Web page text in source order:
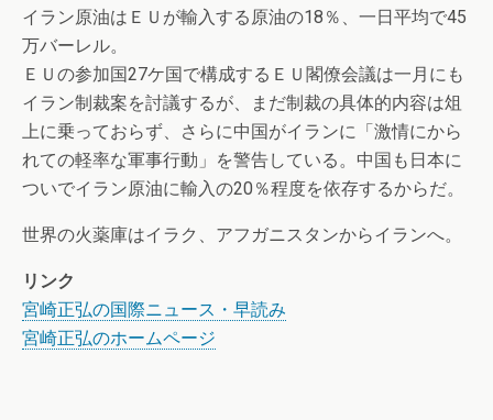
イラン原油はＥＵが輸入する原油の18％、一日平均で45
万バーレル。
ＥＵの参加国27ケ国で構成するＥＵ閣僚会議は一月にも
イラン制裁案を討議するが、まだ制裁の具体的内容は俎
上に乗っておらず、さらに中国がイランに「激情にから
れての軽率な軍事行動」を警告している。中国も日本に
ついでイラン原油に輸入の20％程度を依存するからだ。
世界の火薬庫はイラク、アフガニスタンからイランへ。
リンク
宮崎正弘の国際ニュース・早読み
宮崎正弘のホームページ